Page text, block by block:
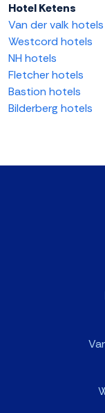
Hotel Ketens
Van der valk hotels
Westcord hotels
NH hotels
Fletcher hotels
Bastion hotels
Bilderberg hotels